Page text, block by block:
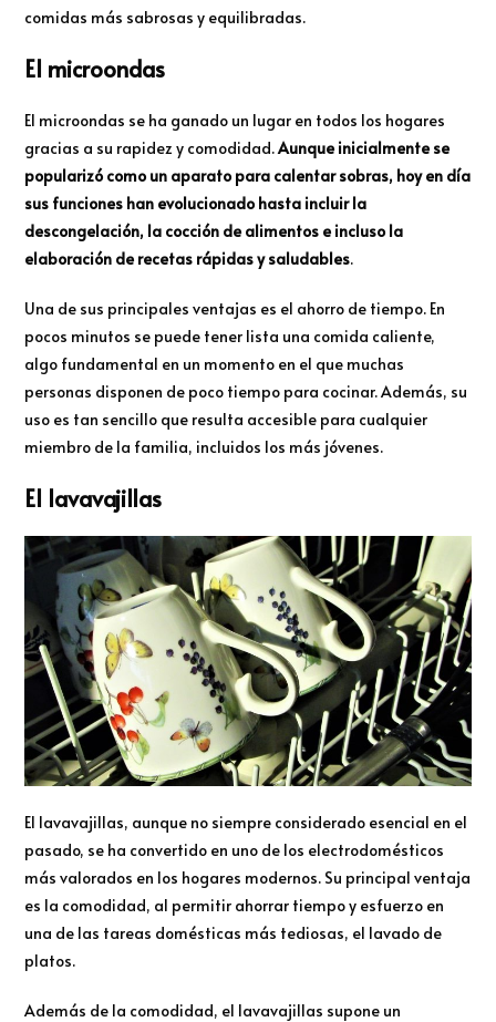
comidas más sabrosas y equilibradas.
El microondas
El microondas se ha ganado un lugar en todos los hogares
gracias a su rapidez y comodidad.Aunque inicialmente se
popularizó como un aparato para calentar sobras, hoy en día
sus funciones han evolucionado hasta incluir la
descongelación, la cocción de alimentos e incluso la
elaboración de recetas rápidas y saludables.
Una de sus principales ventajas es el ahorro de tiempo. En
pocos minutos se puede tener lista una comida caliente,
algo fundamental en un momento en el que muchas
personas disponen de poco tiempo para cocinar. Además, su
uso es tan sencillo que resulta accesible para cualquier
miembro de la familia, incluidos los más jóvenes.
El lavavajillas
El lavavajillas, aunque no siempre considerado esencial en el
pasado, se ha convertido en uno de los electrodomésticos
más valorados en los hogares modernos. Su principal ventaja
es la comodidad, al permitir ahorrar tiempo y esfuerzo en
una de las tareas domésticas más tediosas, el lavado de
platos.
Además de la comodidad, el lavavajillas supone un